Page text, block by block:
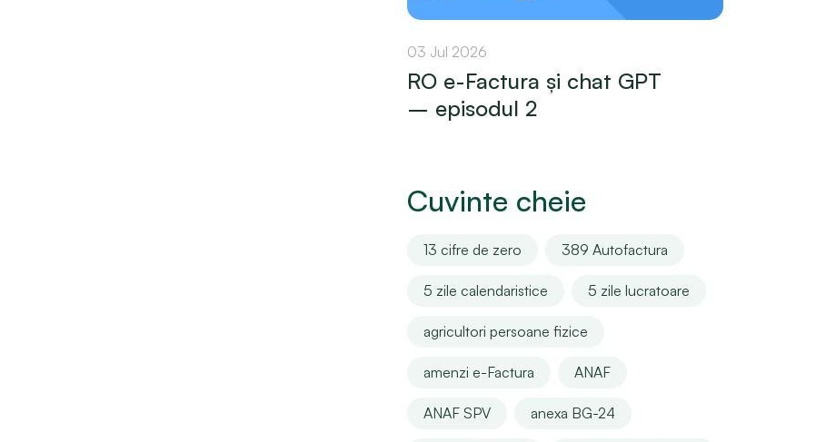
03 Jul 2026
RO e-Factura și chat GPT
– episodul 2
Cuvinte cheie
13 cifre de zero 389 Autofactura
5 zile calendaristice 5 zile lucratoare
agricultori persoane fizice
amenzi e-Factura ANAF
ANAF SPV anexa BG-24